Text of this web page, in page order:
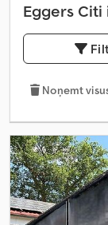
Eggers
Noņemt